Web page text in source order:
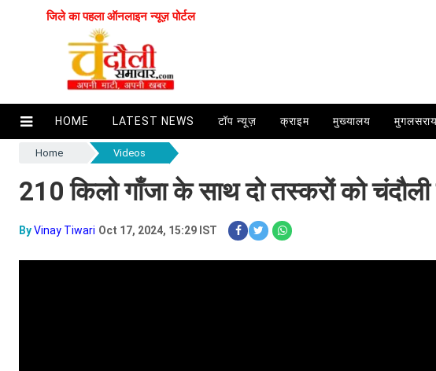
जिले का पहला ऑनलाइन न्यूज़ पोर्टल
HOME LATEST NEWS टॉप न्यूज़ क्राइम मुख्यालय मुगलसराय
Home Videos
210 किलो गाँजा के साथ दो तस्करों को चंदौली
ByVinay Tiwari Oct 17, 2024, 15:29 IST